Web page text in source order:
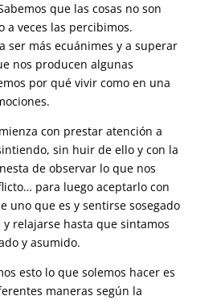
que las cosas no son
a veces las percibimos.
ser más ecuánimes y a superar
nos producen algunas
por qué vivir como en una
con prestar atención a
sin huir de ello y con la
de observar lo que nos
para luego aceptarlo con
uno que es y sentirse sosegado
relajarse hasta que sintamos
y asumido.
esto lo que solemos hacer es
maneras según la